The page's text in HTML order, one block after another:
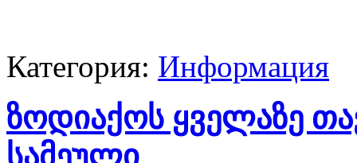
Категория: Информация
ზოდიაქოს ყველაზე